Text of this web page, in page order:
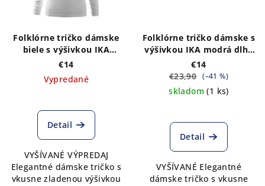
Folklórne tričko dámske
biele s výšivkou IKA
modrá dlhý rukáv
VÝPREDAJ
€14
Vypredané
Detail
VYŠÍVANÉ VÝPREDAJ
Elegantné dámske tričko s
vkusne zladenou výšivkou
Folklórne tričko dámske s
výšivkou IKA modrá dlhý
rukáv VÝPREDAJ
€14
€23,90 (–41 %)
skladom(1 ks)
Detail
VYŠÍVANÉ Elegantné
dámske tričko s vkusne